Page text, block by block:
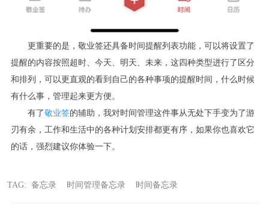
更重要的是，敬业签还具备时间提醒列表功能，可以将设置了
提醒的内容按照超时、今天、明天、未来，这四种类型进行了区分
和排列，可以更直观的看到自己的各种事项的提醒时间，什么时候
有什么事，管理起来更方便。
有了敬业签的辅助，我对时间管理这件事从无处下手变为了游
刃有余，工作和生活中的各种计划安排都更有序，如果你也喜欢它
的话，强烈建议你体验一下。
TAG: 备忘录 时间管理备忘录 时间备忘录